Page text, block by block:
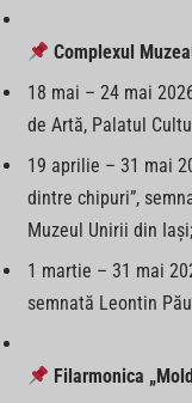
Complexul
18 mai – 24 mai
de Artă, Palatul
19 aprilie – 31 mai
dintre chipuri”,
Muzeul Unirii din Iași;
1 martie – 31 mai
semnată Leontin
Filarmonica